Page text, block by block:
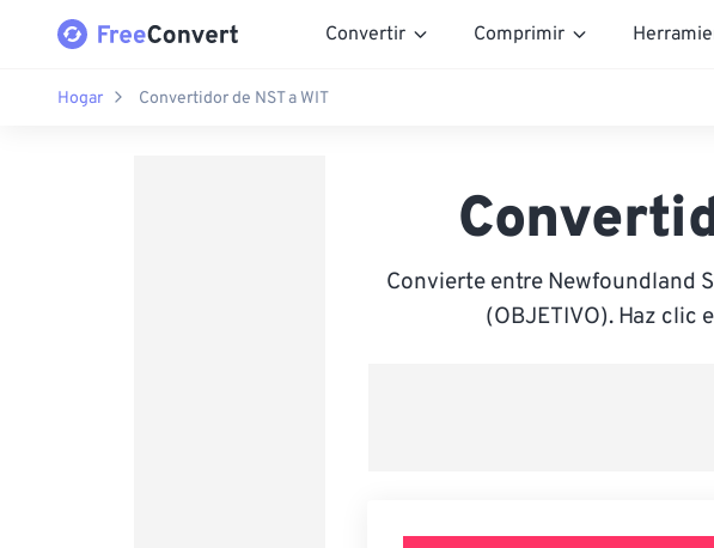
Convertir Comprimir
Hogar Convertidor de NST a WIT
Convierte entre Newfoundland
(OBJETIVO). Haz clic